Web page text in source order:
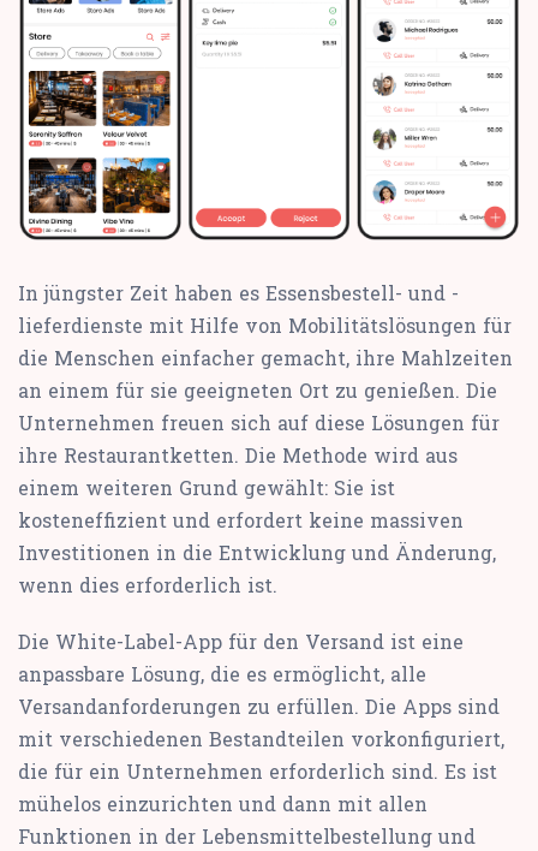
In jüngster Zeit haben es Essensbestell- und -
lieferdienste mit Hilfe von Mobilitätslösungen für
die Menschen einfacher gemacht, ihre Mahlzeiten
an einem für sie geeigneten Ort zu genießen. Die
Unternehmen freuen sich auf diese Lösungen für
ihre Restaurantketten. Die Methode wird aus
einem weiteren Grund gewählt: Sie ist
kosteneffizient und erfordert keine massiven
Investitionen in die Entwicklung und Änderung,
wenn dies erforderlich ist.
Die White-Label-App für den Versand ist eine
anpassbare Lösung, die es ermöglicht, alle
Versandanforderungen zu erfüllen. Die Apps sind
mit verschiedenen Bestandteilen vorkonfiguriert,
die für ein Unternehmen erforderlich sind. Es ist
mühelos einzurichten und dann mit allen
Funktionen in der Lebensmittelbestellung und